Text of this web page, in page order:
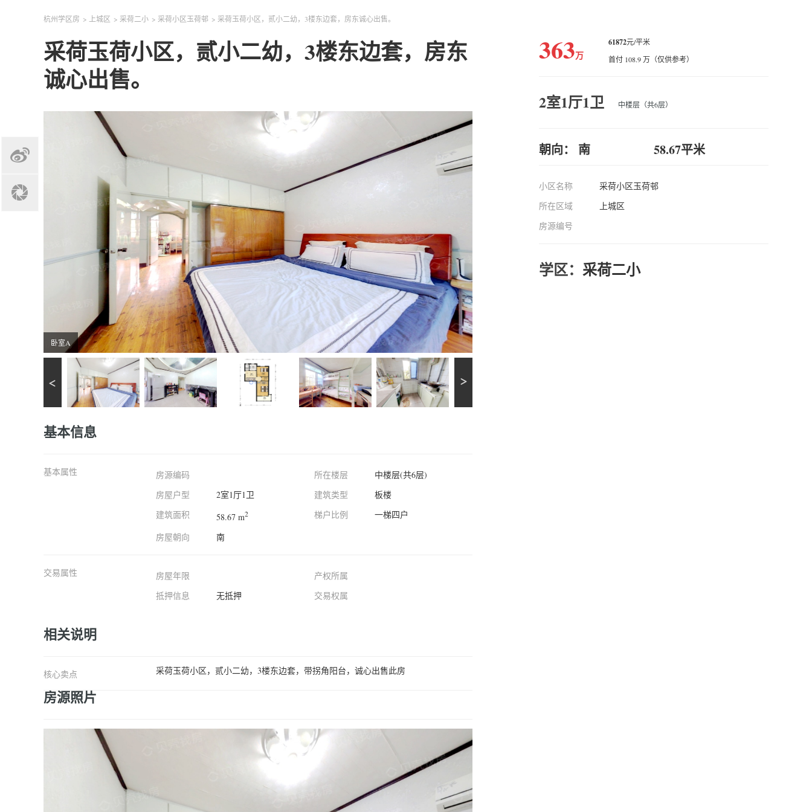
杭州学区房 > 上城区 > 采荷二小 > 采荷小区玉荷邨 > 采荷玉荷小区，贰小二幼，3楼东边套，房东诚心出售。
采荷玉荷小区，贰小二幼，3楼东边套，房东
诚心出售。
卧室A
基本信息
基本属性
房源编码
房屋户型
2室1厅1卫
建筑面积
58.67 m2
房屋朝向 南
所在楼层
中楼层(共6层)
建筑类型
板楼
梯户比例
一梯四户
交易属性
房屋年限
抵押信息
无抵押
产权所属
交易权属
相关说明
核心卖点 采荷玉荷小区，贰小二幼，3楼东边套，带拐角阳台，诚心出售此房
房源照片
363万
61872元/平米
首付 108.9 万（仅供参考）
2室1厅1卫 中楼层（共6层）
朝向： 南 58.67平米
小区名称
采荷小区玉荷邨
所在区域
上城区
房源编号
学区： 采荷二小